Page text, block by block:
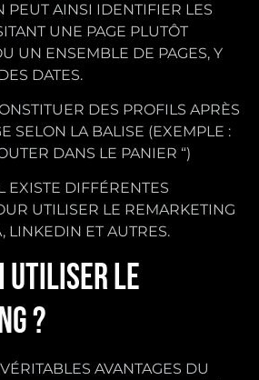
PEUT AINSI IDENTIFIER LES
UNE PAGE PLUTÔT
UN ENSEMBLE DE PAGES, Y
DATES.
DES PROFILS APRÈS
SELON LA BALISE (EXEMPLE :
DANS LE PANIER “)
EXISTE DIFFÉRENTES
UTILISER LE REMARKETING
LINKEDIN ET AUTRES.
UTILISER LE
?
AVANTAGES DU